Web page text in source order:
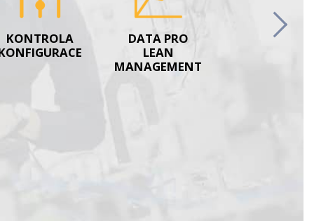
KONTROLA
DATA PRO
LEAN
MANAGEMENT
Next